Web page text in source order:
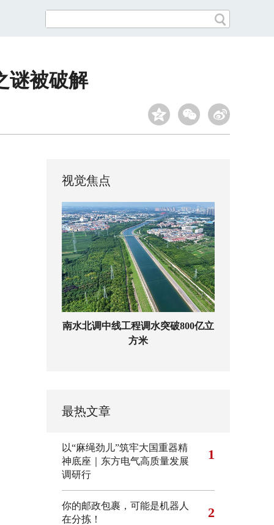
谜被破解
视觉焦点
南水北调中线工程调水突破800亿立
方米
最热文章
以“麻绳劲儿”筑牢大国重器精
神底座｜东方电气高质量发展
调研行
1
你的邮政包裹，可能是机器人
在分拣！
2